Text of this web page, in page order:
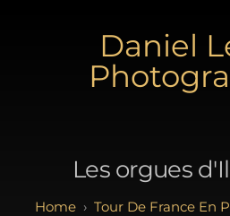
Daniel
Les orgues
Tour De France En